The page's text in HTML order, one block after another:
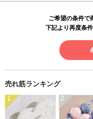
ご希望の条件で
下記より再度条
売れ筋ランキング
1 2